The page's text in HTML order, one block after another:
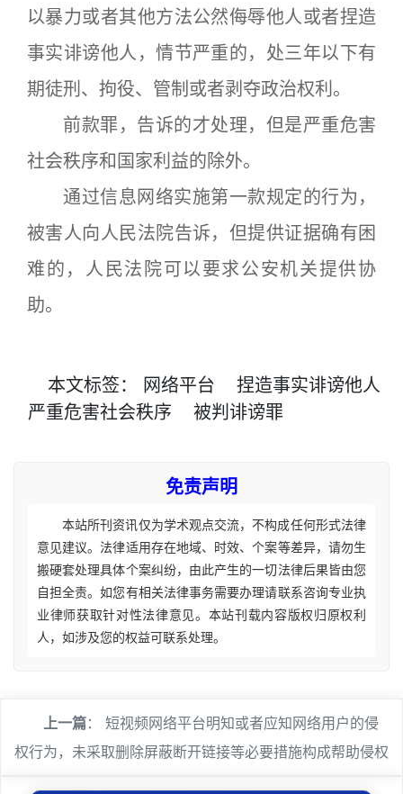
以暴力或者其他方法公然侮辱他人或者捏造
事实诽谤他人，情节严重的，处三年以下有
期徒刑、拘役、管制或者剥夺政治权利。
前款罪，告诉的才处理，但是严重危害
社会秩序和国家利益的除外。
通过信息网络实施第一款规定的行为，
被害人向人民法院告诉，但提供证据确有困
难的，人民法院可以要求公安机关提供协
助。
本文标签： 网络平台
捏造事实诽谤他人
严重危害社会秩序
被判诽谤罪
免责声明
本站所刊资讯仅为学术观点交流，不构成任何形式法律
意见建议。法律适用存在地域、时效、个案等差异，请勿生
搬硬套处理具体个案纠纷，由此产生的一切法律后果皆由您
自担全责。如您有相关法律事务需要办理请联系咨询专业执
业律师获取针对性法律意见。本站刊载内容版权归原权利
人，如涉及您的权益可联系处理。
上一篇： 短视频网络平台明知或者应知网络用户的侵
权行为，未采取删除屏蔽断开链接等必要措施构成帮助侵权